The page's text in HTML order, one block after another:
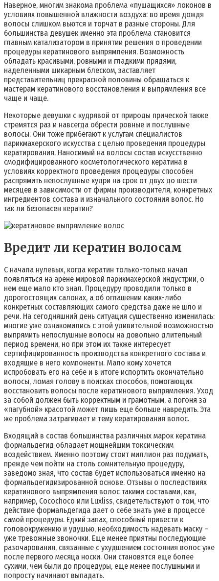
Наверное, многим знакома проблема «пушащихся» локонов в
условиях повышенной влажности воздуха: во время дождя
волосы слишком вьются и торчат в разные стороны. Для
большинства девушек именно эта проблема становится
главным катализатором в принятии решения о проведении
процедуры кератинового выпрямления. Возможность
обладать красивыми, ровными и гладкими прядями,
наделенными шикарным блеском, заставляет
представительниц прекрасной половины обращаться к
мастерам кератинового восстановления и выпрямления все
чаще и чаще.
Некоторые девушки с кудрявой от природы прической также
стремятся раз и навсегда обрести ровные и послушные
волосы. Они тоже прибегают к услугам специалистов
парикмахерского искусства с целью проведения процедуры
кератирования. Наносимый на волосы состав искусственно
смодифицированного косметологического кератина в
условиях корректного проведения процедуры способен
распрямить непослушные кудри на срок от двух до шести
месяцев в зависимости от фирмы производителя, конкретных
ингредиентов состава и изначального состояния волос. Но
так ли безопасен кератин?
Вредит ли кератин волосам
С начала нулевых, когда кератин только-только начал
появляться на арене мировой парикмахерской индустрии, о
нем еще мало кто знал. Процедуру проводили только в
дорогостоящих салонах, а об оглашении каких-либо
конкретных составляющих самого средства даже не шло и
речи. На сегодняшний день ситуация существенно изменилась:
многие уже ознакомились с этой удивительной возможностью
выпрямить непослушные волосы на довольно длительный
период времени, но при этом их также интересует
сертифицированность производства конкретного состава и
входящие в него компоненты. Мало кому хочется
испробовать его на себе и в итоге испортить окончательно
волосы, ломая голову в поисках способов, помогающих
восстановить волосы после кератинового выпрямления. Уход
за собой должен быть корректным и грамотным, а погоня за
«пагубной» красотой может лишь еще больше навредить. Эта
же проблема затрагивает и тему кератирования волос.
Входящий в состав большинства различных марок кератина
формальдегид обладает мощнейшим токсическим
воздействием. Именно поэтому стоит миллион раз подумать,
прежде чем пойти на столь сомнительную процедуру,
заведомо зная, что состав будет использоваться именно на
формальдегидизированной основе. Отзывы о последствиях
кератинового выпрямления волос такими составами, как,
например, Cocochoco или Luxliss, свидетельствуют о том, что
действие формальдегида дает о себе знать уже в процессе
самой процедуры. Едкий запах, способный привести к
головокружению и удушью, необходимость надевать маску –
уже тревожные звоночки. Еще менее приятны последующие
разочарования, связанные с ухудшением состояния волос уже
после первого месяца носки. Они становятся еще более
сухими, чем были до процедуры, еще менее послушными и
попросту начинают выпадать.